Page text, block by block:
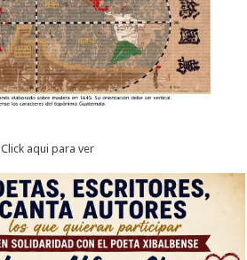
Click aqui para ver